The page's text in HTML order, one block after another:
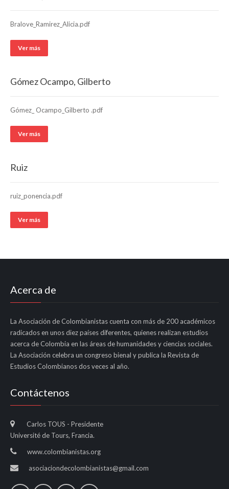
Bralove_Ramirez_Alicia.pdf
Ver más
Gómez Ocampo, Gilberto
Gómez_ Ocampo_Gilberto .pdf
Ver más
Ruiz
ruiz_ponencia.pdf
Ver más
Acerca de
La Asociación de Colombianistas cuenta con más de 200 académicos
radicados en unos diez países diferentes, quienes realizan estudios
acerca de Colombia en las áreas de humanidades y ciencias sociales.
La Asociación celebra un congreso bienal y publica la Revista de
Estudios Colombianos dos veces al año.
Contáctenos
Carlos TOUS - Presidente
Université de Tours, Francia.
www.colombianistas.org
asociaciondecolombianistas@gmail.com